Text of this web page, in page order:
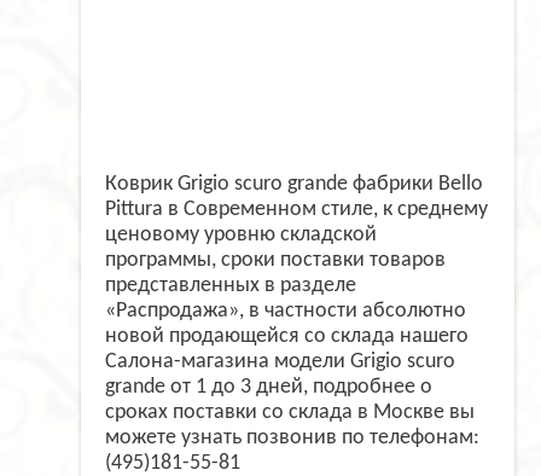
Коврик Grigio scuro grande фабрики Bello
Pittura в Современном стиле, к среднему
ценовому уровню складской
программы, сроки поставки товаров
представленных в разделе
«Распродажа», в частности абсолютно
новой продающейся со склада нашего
Салона-магазина модели Grigio scuro
grande от 1 до 3 дней, подробнее о
сроках поставки со склада в Москве вы
можете узнать позвонив по телефонам:
(495)181-55-81